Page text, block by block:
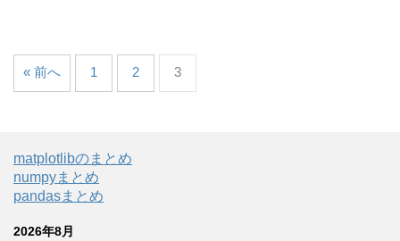
« 前へ 1 2 3
matplotlibのまとめ
numpyまとめ
pandasまとめ
2026年8月